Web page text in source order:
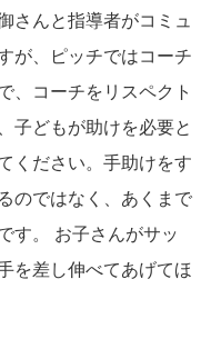
さんと指導者がコミュ
が、ピッチではコーチ
、コーチをリスペクト
子どもが助けを必要と
ください。手助けをす
のではなく、あくまで
す。 お子さんがサッ
を差し伸べてあげてほ